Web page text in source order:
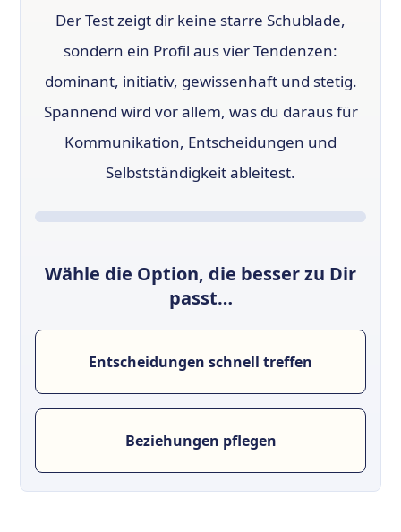
Der Test zeigt dir keine starre Schublade,
sondern ein Profil aus vier Tendenzen:
dominant, initiativ, gewissenhaft und stetig.
Spannend wird vor allem, was du daraus für
Kommunikation, Entscheidungen und
Selbstständigkeit ableitest.
Wähle die Option, die besser zu Dir
passt…
Entscheidungen schnell treffen
Beziehungen pflegen